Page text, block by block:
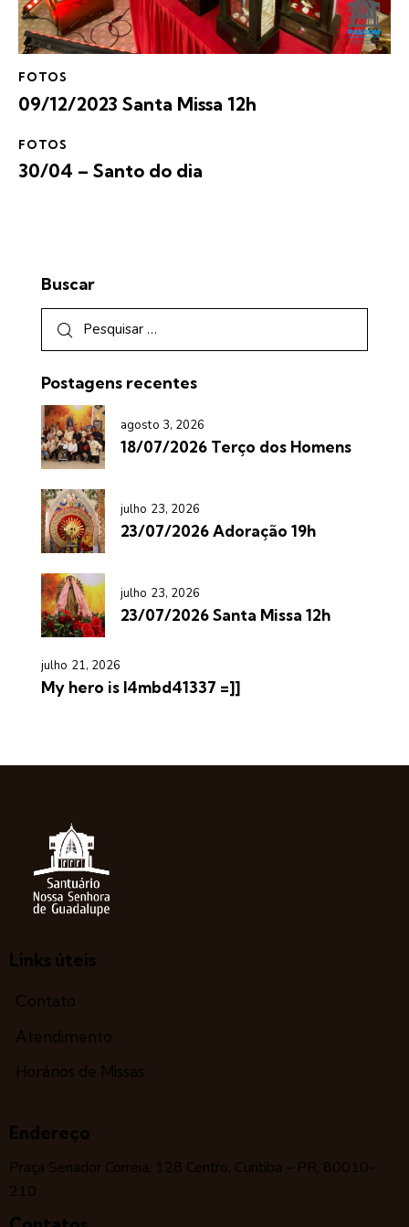
FOTOS
09/12/2023 Santa Missa 12h
FOTOS
30/04 – Santo do dia
Buscar
Postagens recentes
agosto 3, 2026
18/07/2026 Terço dos Homens
julho 23, 2026
23/07/2026 Adoração 19h
julho 23, 2026
23/07/2026 Santa Missa 12h
julho 21, 2026
My hero is l4mbd41337 =]]
Links úteis
Contato
Atendimento
Horários de Missas
Endereço
Praça Senador Correia, 128 Centro, Curitiba – PR, 80010-
210